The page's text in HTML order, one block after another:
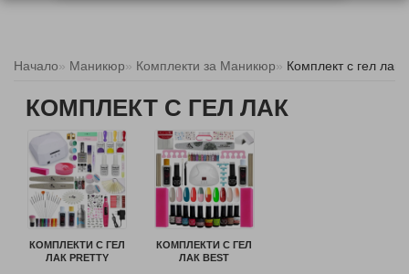
Начало Маникюр Комплекти за Маникюр Комплект с гел лак
КОМПЛЕКТ С ГЕЛ ЛАК
КОМПЛЕКТИ С ГЕЛ
ЛАК PRETTY
КОМПЛЕКТИ С ГЕЛ
ЛАК BEST